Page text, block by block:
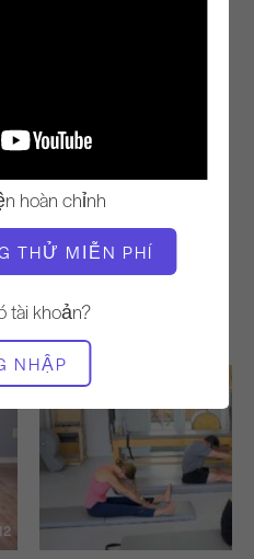
hoàn chỉnh
THỬ MIỄN PHÍ
tài khoản?
NHẬP
thích